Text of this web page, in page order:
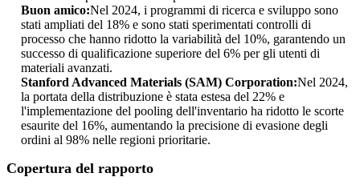
Buon amico:Nel 2024, i programmi di ricerca e sviluppo sono
stati ampliati del 18% e sono stati sperimentati controlli di
processo che hanno ridotto la variabilità del 10%, garantendo un
successo di qualificazione superiore del 6% per gli utenti di
materiali avanzati.
Stanford Advanced Materials (SAM) Corporation:Nel 2024,
la portata della distribuzione è stata estesa del 22% e
l'implementazione del pooling dell'inventario ha ridotto le scorte
esaurite del 16%, aumentando la precisione di evasione degli
ordini al 98% nelle regioni prioritarie.
Copertura del rapporto